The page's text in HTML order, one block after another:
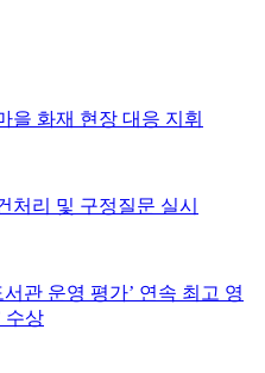
을 화재 현장 대응 지휘
처리 및 구정질문 실시
관 운영 평가’ 연속 최고 영
수상